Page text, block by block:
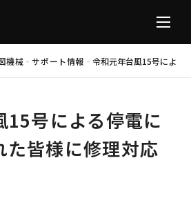
機械 -サポート情報 -令和元年台風15号による
15号による停電に
た皆様に修理対応